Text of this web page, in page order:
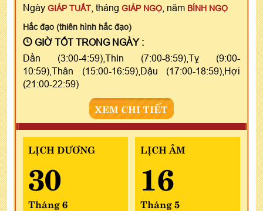
Ngày GIÁP TUẤT , tháng GIÁP NGỌ , năm BÍNH NGỌ
Hắc đạo (thiên hình hắc đạo)
GIỜ TỐT TRONG NGÀY :
Dần (3:00-4:59),Thìn (7:00-8:59),Tỵ (9:00-
10:59),Thân (15:00-16:59),Dậu (17:00-18:59),Hợi
(21:00-22:59)
XEM CHI TIẾT
LỊCH DƯƠNG
30
Tháng 6
LỊCH ÂM
16
Tháng 5